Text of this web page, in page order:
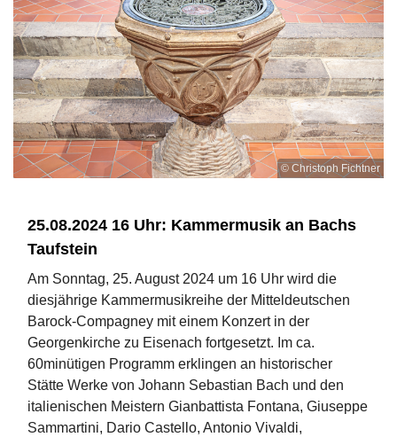
© Christoph Fichtner
25.08.2024 16 Uhr: Kammermusik an Bachs
Taufstein
Am Sonntag, 25. August 2024 um 16 Uhr wird die
diesjährige Kammermusikreihe der Mitteldeutschen
Barock-Compagney mit einem Konzert in der
Georgenkirche zu Eisenach fortgesetzt. Im ca.
60minütigen Programm erklingen an historischer
Stätte Werke von Johann Sebastian Bach und den
italienischen Meistern Gianbattista Fontana, Giuseppe
Sammartini, Dario Castello, Antonio Vivaldi,